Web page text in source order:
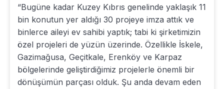
“Bugüne kadar Kuzey Kıbrıs genelinde yaklaşık 11
bin konutun yer aldığı 30 projeye imza attık ve
binlerce aileyi ev sahibi yaptık; tabi ki şirketimizin
özel projeleri de yüzün üzerinde. Özellikle İskele,
Gazimağusa, Geçitkale, Erenköy ve Karpaz
bölgelerinde geliştirdiğimiz projelerle önemli bir
dönüşümün parçası olduk. Şu anda devam eden